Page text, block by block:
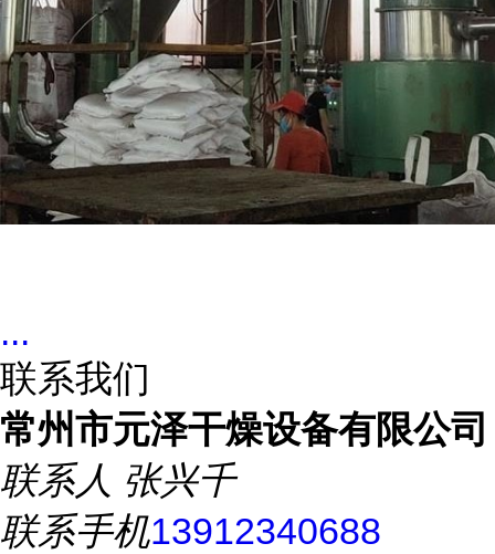
...
联系我们
常州市元泽干燥设备有限公司
联系人 张兴千
联系手机13912340688